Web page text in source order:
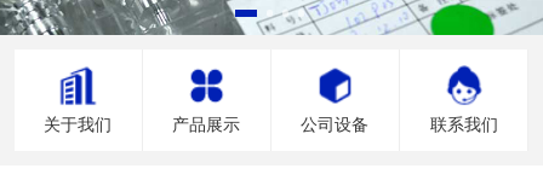
关于我们 产品展示 公司设备 联系我们